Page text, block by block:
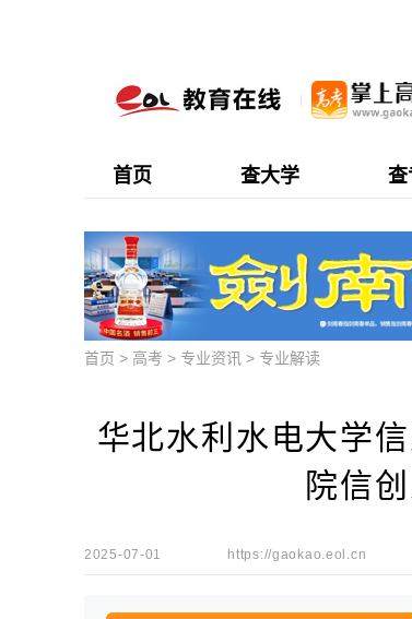
首页 查大学 查
首页 > 高考 > 专业资讯 > 专业解读
华北水利水电大学
院信
2025-07-01 https://gaokao.eol.cn